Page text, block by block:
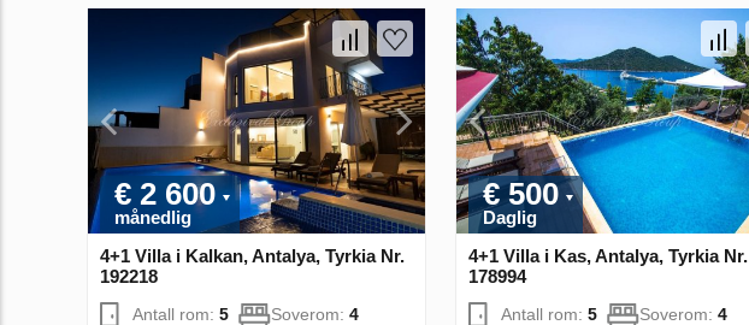
€ 2 600
månedlig
4+1 Villa i Kalkan, Antalya, Tyrkia Nr.
192218
Antall rom: 5 Soverom: 4
€ 500
Daglig
4+1 Villa i Kas, Antalya, Tyrkia Nr.
178994
Antall rom: 5 Soverom: 4